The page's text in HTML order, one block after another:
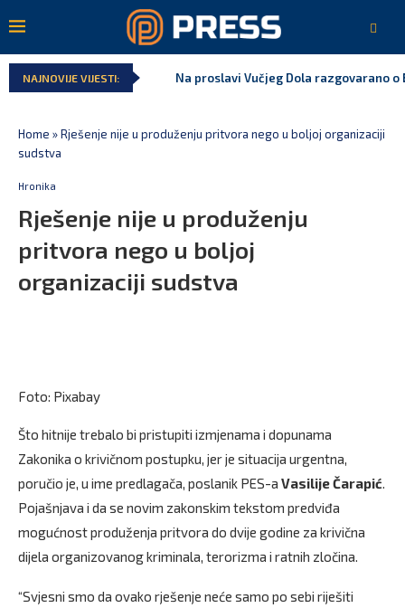
NAJNOVIJE VIJESTI: Na proslavi Vučjeg Dola razgovarano
Home »Rješenje nije u produženju pritvora nego u boljoj organizaciji
sudstva
Hronika
Rješenje nije u produženju
pritvora nego u boljoj
organizaciji sudstva
Foto: Pixabay
Što hitnije trebalo bi pristupiti izmjenama i dopunama
Zakonika o krivičnom postupku, jer je situacija urgentna,
poručio je, u ime predlagača, poslanik PES-a Vasilije Čarapić.
Pojašnjava i da se novim zakonskim tekstom predviđa
mogućnost produženja pritvora do dvije godine za krivična
dijela organizovanog kriminala, terorizma i ratnih zločina.
“Svjesni smo da ovako rješenje neće samo po sebi riješiti